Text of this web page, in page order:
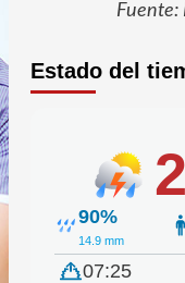
Fuente:
Estado del
90%
14.9 mm
07:25